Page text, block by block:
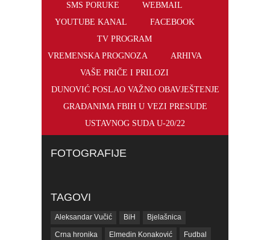
SMS PORUKE
WEBMAIL
YOUTUBE KANAL
FACEBOOK
TV PROGRAM
VREMENSKA PROGNOZA
ARHIVA
VAŠE PRIČE I PRILOZI
DUNOVIĆ POSLAO VAŽNO OBAVJEŠTENJE
GRAĐANIMA FBIH U VEZI PRESUDE
USTAVNOG SUDA U-20/22
FOTOGRAFIJE
TAGOVI
Aleksandar Vučić BiH Bjelašnica
Crna hronika Elmedin Konaković Fudbal